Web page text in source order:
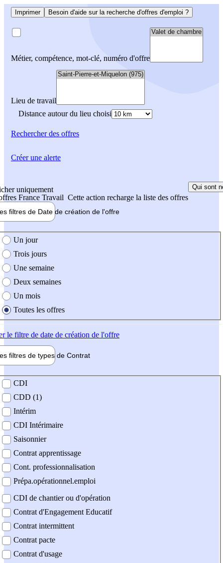
Imprimer Besoin d'aide sur la recherche d'offres d'emploi ?
Métier, compétence, mot-clé, numéro d'offre
Lieu de travail
Distance autour du lieu choisi
Rechercherdes offres
uniquement
France Travail Cette action recharge la liste des offres
Qui sont
filtres de Date de création de l'offre
création de l'offre
Un jour
Trois jours
Une semaine
Deux semaines
Un mois
Toutes les offres
le filtre de date de création de l'offre
filtres de types de Contrat
contrat
CDI
CDD (1)
Intérim
CDI Intérimaire
Saisonnier
Contrat apprentissage
Cont. professionnalisation
Prépa.opérationnel.emploi
CDI de chantier ou d'opération
Contrat d'Engagement Educatif
Contrat intermittent
Contrat pacte
Contrat d'usage
Créer une alerte